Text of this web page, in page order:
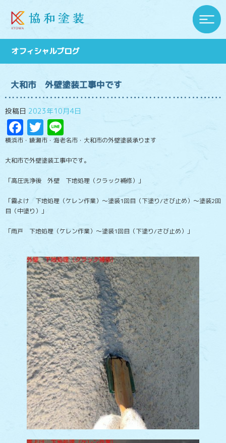
オフィシャルブログ
大和市 外壁塗装工事中です
投稿日 2023年10月4日
Facebook
Twitter
横浜市・綾瀬市・海老名市・大和市の外壁塗装承ります
大和市で外壁塗装工事中です。
「高圧洗浄後 外壁 下地処理（クラック補修）」
「霧よけ 下地処理（ケレン作業）～塗装1回目（下塗り/さび止め）～塗装2回
目（中塗り）」
「雨戸 下地処理（ケレン作業）～塗装1回目（下塗り/さび止め）」